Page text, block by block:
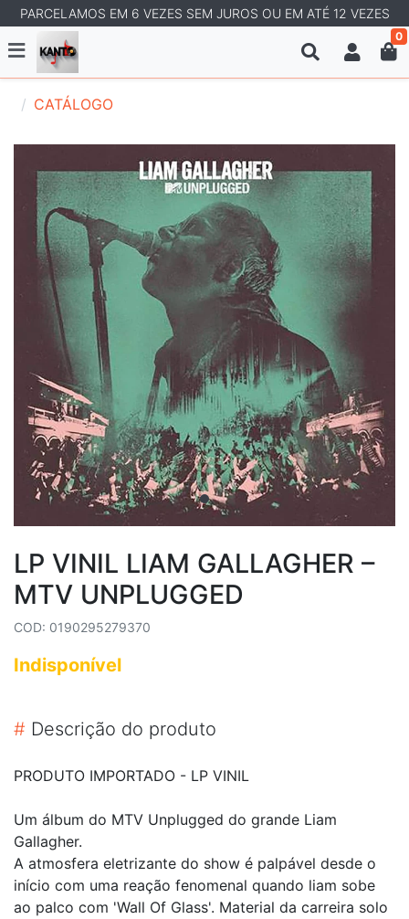
PARCELAMOS EM 6 VEZES SEM JUROS OU EM ATÉ 12 VEZES
0
CATÁLOGO
LP VINIL LIAM GALLAGHER –
MTV UNPLUGGED
COD: 0190295279370
Indisponível
# Descrição do produto
PRODUTO IMPORTADO - LP VINIL
Um álbum do MTV Unplugged do grande Liam
Gallagher.
A atmosfera eletrizante do show é palpável desde o
início com uma reação fenomenal quando liam sobe
ao palco com 'Wall Of Glass'. Material da carreira solo